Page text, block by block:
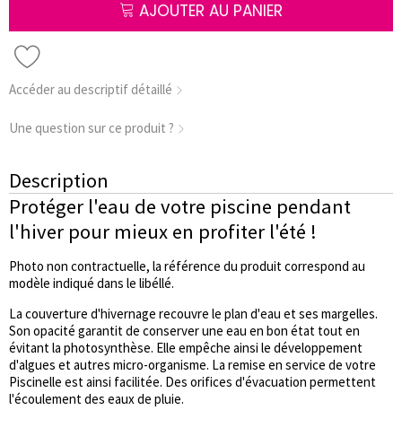
AJOUTER AU PANIER
Accéder au descriptif détaillé
Une question sur ce produit ?
Description
Protéger l'eau de votre piscine pendant
l'hiver pour mieux en profiter l'été !
Photo non contractuelle, la référence du produit correspond au
modèle indiqué dans le libéllé.
La couverture d'hivernage recouvre le plan d'eau et ses margelles.
Son opacité garantit de conserver une eau en bon état tout en
évitant la photosynthèse. Elle empêche ainsi le développement
d'algues et autres micro-organisme. La remise en service de votre
Piscinelle est ainsi facilitée. Des orifices d'évacuation permettent
l'écoulement des eaux de pluie.